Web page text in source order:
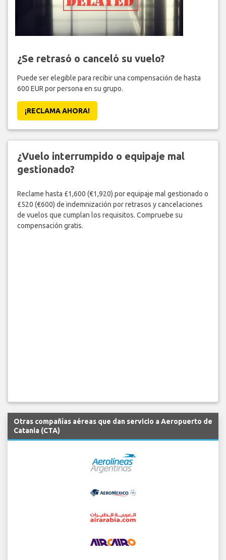
¿Se retrasó o canceló su vuelo?
Puede ser elegible para recibir una compensación de hasta
600 EUR por persona en su grupo.
¡RECLAMA AHORA!
¿Vuelo interrumpido o equipaje mal
gestionado?
Reclame hasta £1,600 (€1,920) por equipaje mal gestionado o
£520 (€600) de indemnización por retrasos y cancelaciones
de vuelos que cumplan los requisitos. Compruebe su
compensación gratis.
Otras compañías aéreas que dan servicio a Aeropuerto de
Catania (CTA)